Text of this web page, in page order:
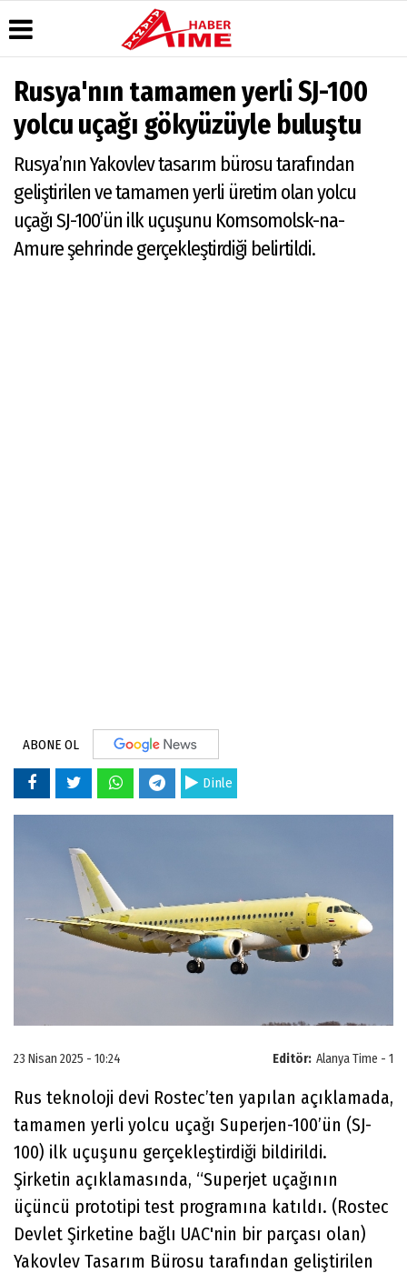
Üye Paneli
Haber Arşivi
Dergi Arşivi
Günün Haberleri
Hava Durumu
Gazete
Manşetleri
Biyografiler
Köşe Yazarları
Video Galeri
Foto Galeri
Rusya'nın tamamen yerli SJ-100
yolcu uçağı gökyüzüyle buluştu
Rusya’nın Yakovlev tasarım bürosu tarafından
geliştirilen ve tamamen yerli üretim olan yolcu
uçağı SJ-100’ün ilk uçuşunu Komsomolsk-na-
Amure şehrinde gerçekleştirdiği belirtildi.
ABONE OL
Dinle
Editör: Alanya Time - 1
23 Nisan 2025 - 10:24
Rus teknoloji devi Rostec’ten yapılan açıklamada,
tamamen yerli yolcu uçağı Superjen-100’ün (SJ-
100) ilk uçuşunu gerçekleştirdiği bildirildi.
Şirketin açıklamasında, “Superjet uçağının
üçüncü prototipi test programına katıldı. (Rostec
Devlet Şirketine bağlı UAC'nin bir parçası olan)
Yakovlev Tasarım Bürosu tarafından geliştirilen